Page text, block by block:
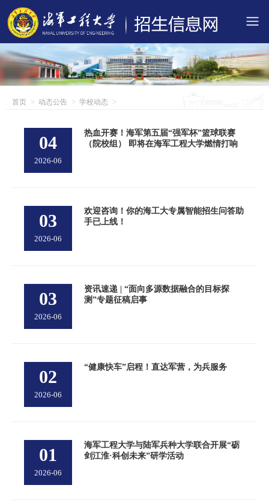
首页 动态公告 学校动态
04
2026-06
热血开赛！海军第五届“强军杯”篮球联赛
（院校组） 即将在海军工程大学燃情打响
03
2026-06
欢迎咨询！你的海工大专属智能招生问答助
手已上线！
03
2026-06
资讯速递 | “面向多源数据融合的目标探
测”专题征稿启事
02
2026-06
“健康快车”启程！直达军营，为兵服务
01
2026-06
海军工程大学与陆军兵种大学联合开展“砺
剑江淮·科创未来”研学活动